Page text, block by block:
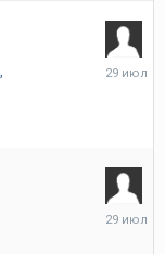
29
29